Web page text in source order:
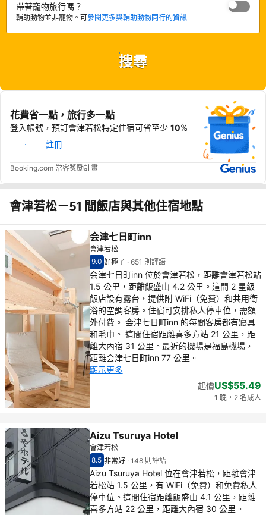
帶著寵物旅行嗎？
輔助動物並非寵物。可參閱更多與輔助動物同行的資訊
搜尋
花費省一點，旅行多一點
登入帳號，預訂會津若松特定住宿可省至少 10%
登入
註冊
Booking.com 常客獎勵計畫
會津若松－51 間飯店與其他住宿地點
会津七日町inn
會津若松
住客評分（滿分 10 分） 9.0
9.0
好極了 - 之前住客的感想, 651 則評語
好極了 · 651 則評語
会津七日町inn 位於會津若松，距離會津若松站
1.5 公里，距離飯盛山 4.2 公里。這間 2 星級
飯店設有露台，提供附 WiFi（免費）和共用衛
浴的空調客房。住宿可安排私人停車位，需額
外付費。 会津七日町inn 的每間客房都有寢具
和毛巾。 這間住宿距離喜多方站 21 公里，距
離大內宿 31 公里。最近的機場是福島機場，
距離会津七日町inn 77 公里。
顯示更多
起價US$55.49
1 晚，2 名成人
Aizu Tsuruya Hotel
會津若松
住客評分（滿分 10 分） 8.5
8.5
非常好 - 之前住客的感想, 148 則評語
非常好· 148 則評語
Aizu Tsuruya Hotel 位在會津若松，距離會津
若松站 1.5 公里，有 WiFi（免費）和免費私人
停車位。這間住宿距離飯盛山 4.1 公里，距離
喜多方站 22 公里，距離大內宿 30 公里。